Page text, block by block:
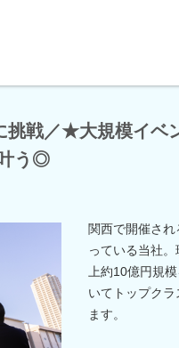
挑戦／★大規模イベ
う◎
関西で開催され
っている当社
上約10億円規
いてトップク
ます。